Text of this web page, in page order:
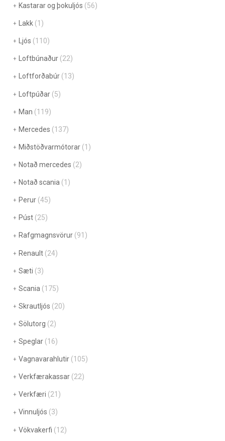
Kastarar og þokuljós (56)
Lakk (1)
Ljós (110)
Loftbúnaður (22)
Loftforðabúr (13)
Loftpúðar (5)
Man (119)
Mercedes (137)
Miðstöðvarmótorar (1)
Notað mercedes (2)
Notað scania (1)
Perur (45)
Púst (25)
Rafgmagnsvörur (91)
Renault (24)
Sæti (3)
Scania (175)
Skrautljós (20)
Sölutorg (2)
Speglar (16)
Vagnavarahlutir (105)
Verkfærakassar (22)
Verkfæri (21)
Vinnuljós (3)
Vökvakerfi (12)